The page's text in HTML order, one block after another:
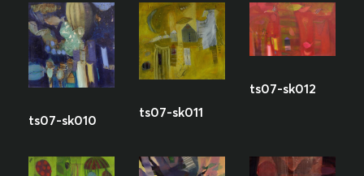
ts07-sk010
ts07-sk011
ts07-sk012